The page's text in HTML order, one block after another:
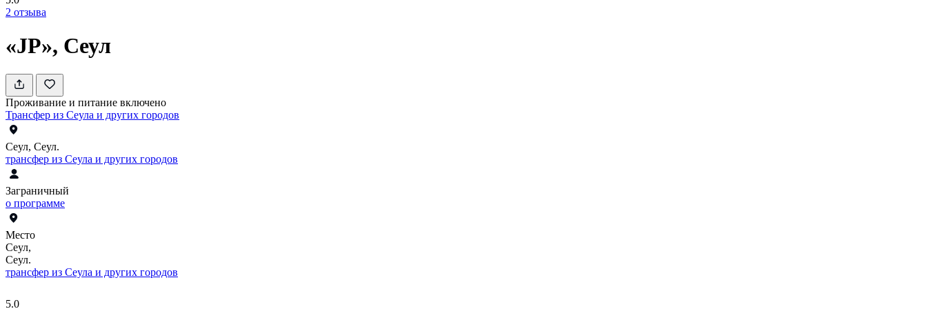
2 отзыва
«JP», Сеул
Проживание и питание включено
Трансфер из Сеула и других городов
Сеул, Сеул.
трансфер из Сеула и других городов
Заграничный
о программе
Место
Сеул,
Сеул.
трансфер из Сеула и других городов
5.0